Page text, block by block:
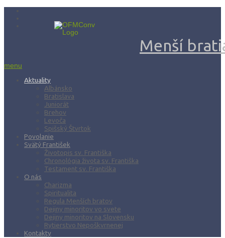
Menší
menu
Aktuality
Albánsko
Bratislava
Juniorát
Brehov
Levoča
Spišský Štvrtok
Povolanie
Svätý František
Životopis sv. Františka
Chronológia života sv. Františka
Testament sv. Františka
O nás
Charizma
Spiritualita
Regula Menších bratov
Dejiny minoritov vo svete
Dejiny minoritov na Slovensku
Rytierstvo Nepoškvrnenej
Kontakty